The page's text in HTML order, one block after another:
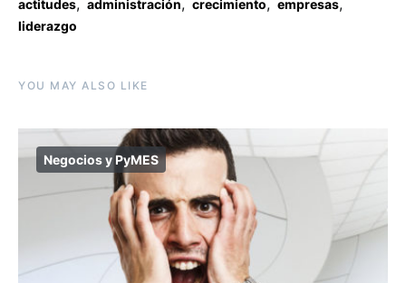
actitudes administración crecimiento empresas
liderazgo
YOU MAY ALSO LIKE
Negocios y PyMES